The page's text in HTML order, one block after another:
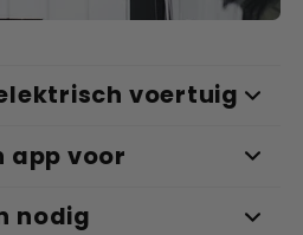
voertuig
app voor
nodig